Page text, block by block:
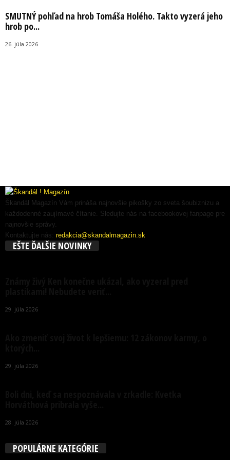
SMUTNÝ pohľad na hrob Tomáša Holého. Takto vyzerá jeho
hrob po...
26. júla 2026
Škandál Magazín Vám prináša najnovšie pikošky zo sveta šoubiznizu a
každodenné zaujímavé čítanie. Sledujte nás na facebookovej fanpage pre
najnovšie správy.
Kontaktujte nás: redakcia@skandalmagazin.sk
EŠTE ĎALŠIE NOVINKY
29. júla 2026
29. júla 2026
28. júla 2026
POPULÁRNE KATEGÓRIE